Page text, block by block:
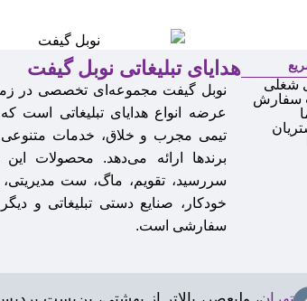
شغلی
سفارش
هدایای تبلیغاتی نوبل گیفت
نوبل گیفت مجموعه‌ای تخصصی در
عرضه انواع هدایای تبلیغاتی است که
تیمی مجرب و خلاق، خدمات متنوعی
برندها ارائه می‌دهد. محصولات
سررسید، تقویم، ماگ، ست مدیریتی،
خودکار، صنایع دستی تبلیغاتی و
سفارشی است.